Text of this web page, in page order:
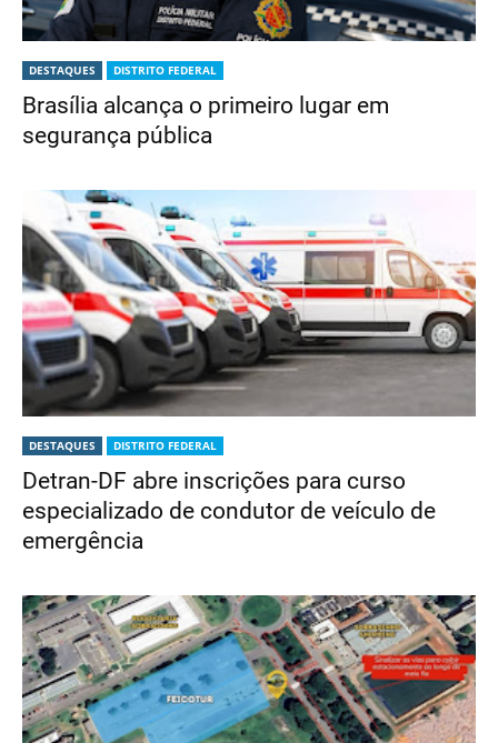
DESTAQUES DISTRITO FEDERAL
Brasília alcança o primeiro lugar em
segurança pública
DESTAQUES DISTRITO FEDERAL
Detran-DF abre inscrições para curso
especializado de condutor de veículo de
emergência